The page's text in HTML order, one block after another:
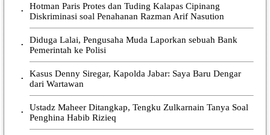
•
Hotman Paris Protes dan Tuding Kalapas Cipinang
Diskriminasi soal Penahanan Razman Arif Nasution
•
Diduga Lalai, Pengusaha Muda Laporkan sebuah Bank
Pemerintah ke Polisi
•
Kasus Denny Siregar, Kapolda Jabar: Saya Baru Dengar
dari Wartawan
•
Ustadz Maheer Ditangkap, Tengku Zulkarnain Tanya Soal
Penghina Habib Rizieq